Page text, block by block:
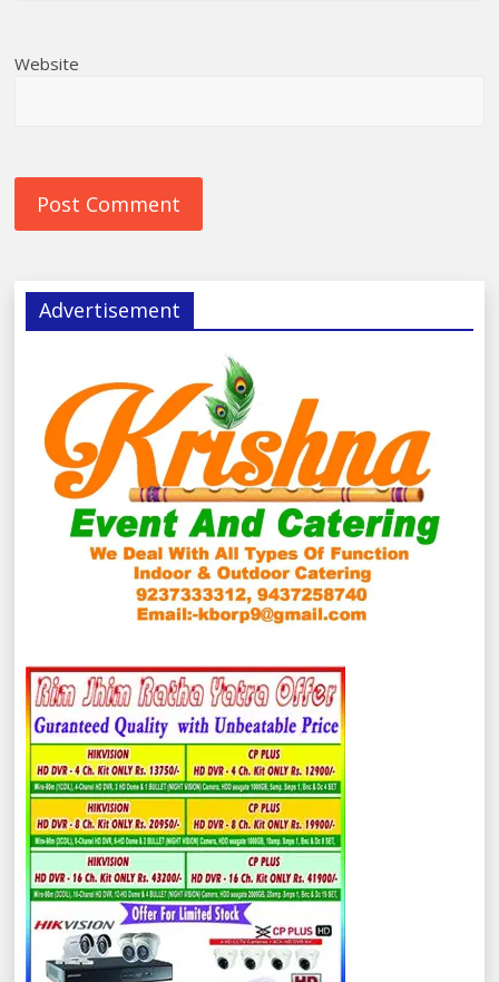
Website
Advertisement